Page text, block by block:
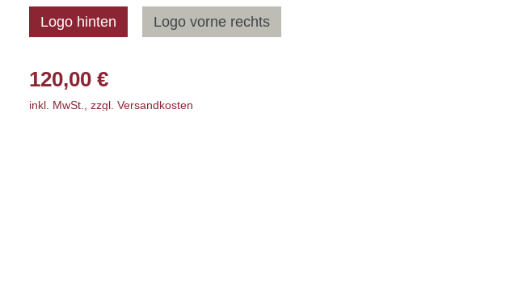
Logo hinten
Logo vorne rechts
120,00 €
inkl. MwSt., zzgl. Versandkosten